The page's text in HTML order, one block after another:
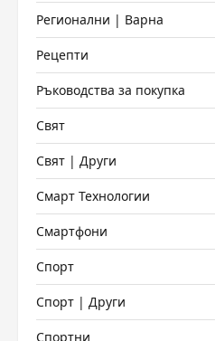
Регионални | Варна
Рецепти
Ръководства за покупка
Свят
Свят | Други
Смарт Технологии
Смартфони
Спорт
Спорт | Други
Спортни